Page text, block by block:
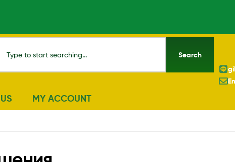
Search
MY ACCOUNT